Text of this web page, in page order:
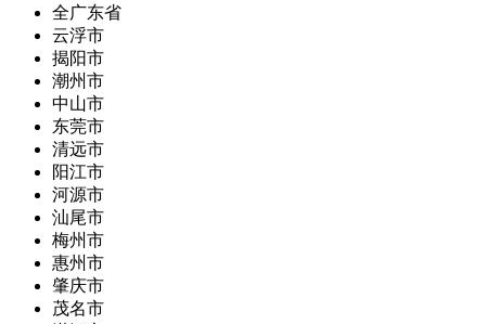
全广东省
云浮市
揭阳市
潮州市
中山市
东莞市
清远市
阳江市
河源市
汕尾市
梅州市
惠州市
肇庆市
茂名市